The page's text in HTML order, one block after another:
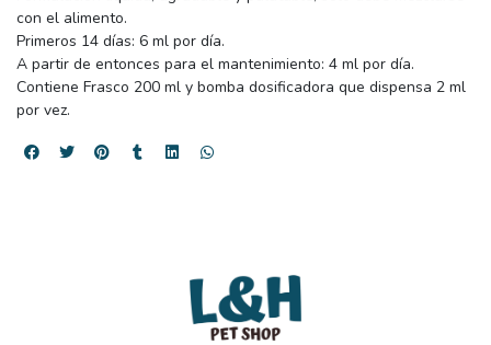
con el alimento.
Primeros 14 días: 6 ml por día.
A partir de entonces para el mantenimiento: 4 ml por día.
Contiene Frasco 200 ml y bomba dosificadora que dispensa 2 ml
por vez.